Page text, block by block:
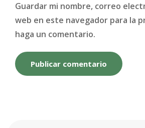
Guardar mi nombre, correo
web en este navegador para la
haga un comentario.